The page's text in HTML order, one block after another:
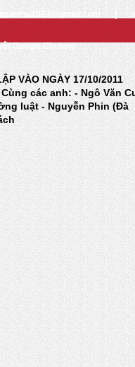
Google Chrome
VÀO NGÀY 17/10/2011
Cùng các anh: - Ngô Văn
luật - Nguyễn Phin (Đà